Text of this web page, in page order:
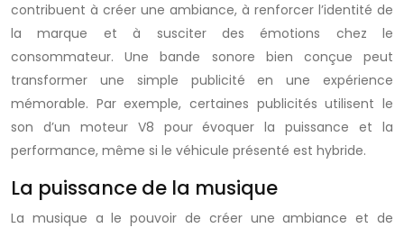
contribuent à créer une ambiance, à renforcer l’identité de
la marque et à susciter des émotions chez le
consommateur. Une bande sonore bien conçue peut
transformer une simple publicité en une expérience
mémorable. Par exemple, certaines publicités utilisent le
son d’un moteur V8 pour évoquer la puissance et la
performance, même si le véhicule présenté est hybride.
La puissance de la musique
La musique a le pouvoir de créer une ambiance et de